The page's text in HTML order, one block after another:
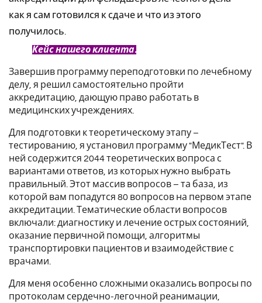
как я сам готовился к сдаче и что из этого
получилось.
Кейс нашего клиента.
Завершив программу переподготовки по лечебному
делу, я решил самостоятельно пройти
аккредитацию, дающую право работать в
медицинских учреждениях.
Для подготовки к теоретическому этапу –
тестированию, я установил программу "МедикТест". В
ней содержится 2044 теоретических вопроса с
вариантами ответов, из которых нужно выбрать
правильный. Этот массив вопросов – та база, из
которой вам попадутся 80 вопросов на первом этапе
аккредитации. Тематические области вопросов
включали: диагностику и лечение острых состояний,
оказание первичной помощи, алгоритмы
транспортировки пациентов и взаимодействие с
врачами.
Для меня особенно сложными оказались вопросы по
протоколам сердечно-легочной реанимации,